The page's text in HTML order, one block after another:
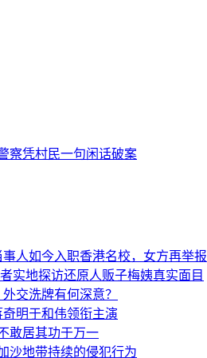
察凭村民一句闲话破案
人如今入职香港名校，女方再举报
实地探访还原人贩子梅姨真实面目
交洗牌有何深意？
明于和伟领衔主演
敢居其功于万一
沙地带持续的侵犯行为